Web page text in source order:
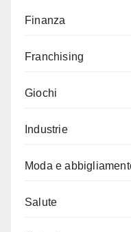
Finanza
Franchising
Giochi
Industrie
Moda e
Salute